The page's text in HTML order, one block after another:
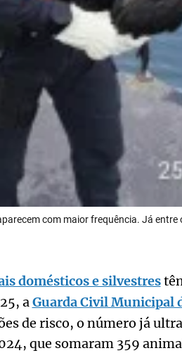
com maior frequência. Já entre
domésticos e silvestres
aGuarda Civil Municipal
de risco, o número já
que somaram 359